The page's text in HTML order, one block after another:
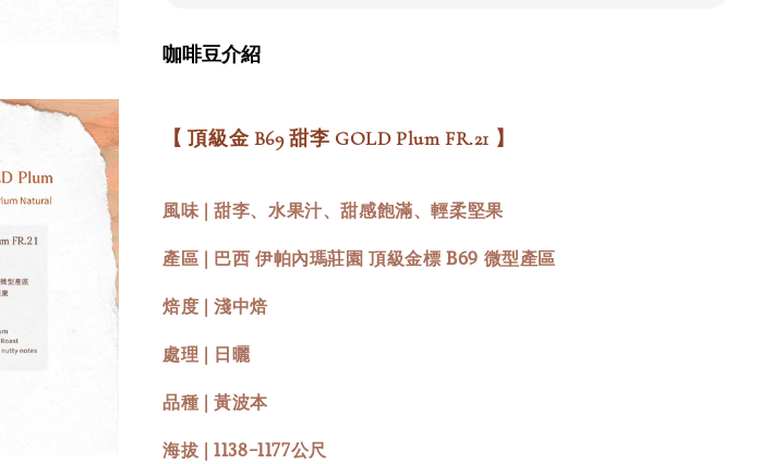
咖啡豆介紹
【 頂級金 B69 甜李 GOLD Plum FR.21 】
風味 | 甜李、水果汁、甜感飽滿、輕柔堅果
產區 | 巴西 伊帕內瑪莊園 頂級金標 B69 微型產區
焙度 | 淺中焙
處理 | 日曬
品種 | 黃波本
海拔 | 1138-1177公尺